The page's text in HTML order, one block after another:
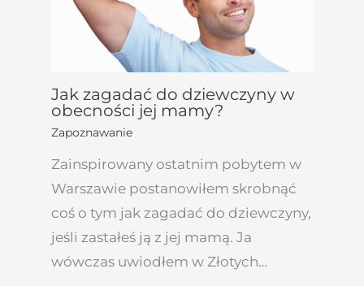
Jak zagadać do dziewczyny w
obecności jej mamy?
Zapoznawanie
Zainspirowany ostatnim pobytem w
Warszawie postanowiłem skrobnąć
coś o tym jak zagadać do dziewczyny,
jeśli zastałeś ją z jej mamą. Ja
wówczas uwiodłem w Złotych…